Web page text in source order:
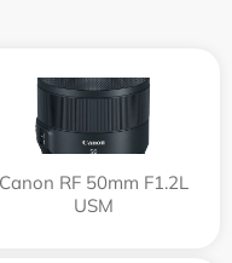
Canon RF 50mm F1.2L
USM